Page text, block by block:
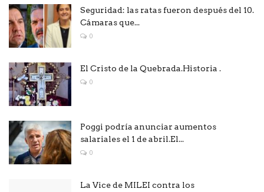
Seguridad: las ratas fueron después del 10.
Cámaras que...
0
El Cristo de la Quebrada.Historia .
0
Poggi podría anunciar aumentos
salariales el 1 de abril.El...
0
La Vice de MILEI contra los